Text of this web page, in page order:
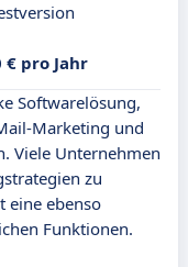
€ pro Jahr
Softwarelösung,
Marketing und
Viele Unternehmen
zu
eine ebenso
Funktionen.